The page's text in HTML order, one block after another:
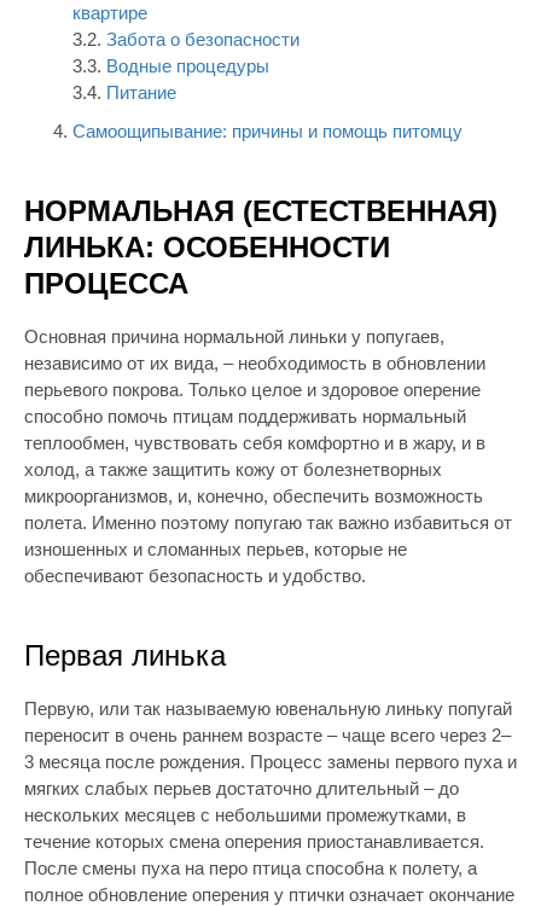
квартире
3.2. Забота о безопасности
3.3. Водные процедуры
3.4. Питание
Самоощипывание: причины и помощь питомцу
НОРМАЛЬНАЯ (ЕСТЕСТВЕННАЯ)
ЛИНЬКА: ОСОБЕННОСТИ
ПРОЦЕССА
Основная причина нормальной линьки у попугаев,
независимо от их вида, – необходимость в обновлении
перьевого покрова. Только целое и здоровое оперение
способно помочь птицам поддерживать нормальный
теплообмен, чувствовать себя комфортно и в жару, и в
холод, а также защитить кожу от болезнетворных
микроорганизмов, и, конечно, обеспечить возможность
полета. Именно поэтому попугаю так важно избавиться от
изношенных и сломанных перьев, которые не
обеспечивают безопасность и удобство.
Первая линька
Первую, или так называемую ювенальную линьку попугай
переносит в очень раннем возрасте – чаще всего через 2–
3 месяца после рождения. Процесс замены первого пуха и
мягких слабых перьев достаточно длительный – до
нескольких месяцев с небольшими промежутками, в
течение которых смена оперения приостанавливается.
После смены пуха на перо птица способна к полету, а
полное обновление оперения у птички означает окончание